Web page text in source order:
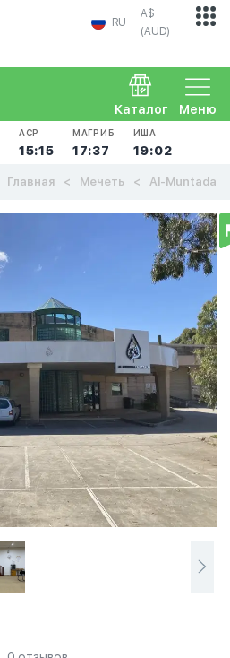
RU
A$
(AUD)
Меню
Каталог
АСР
15:15
МАГРИБ
17:37
ИША
19:02
Главная Мечеть Al-Muntada